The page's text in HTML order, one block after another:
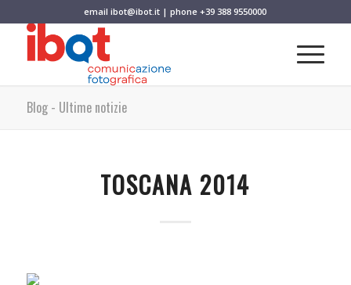
emailibot@ibot.it | phone+39 388 9550000
Blog - Ultime notizie
TOSCANA 2014